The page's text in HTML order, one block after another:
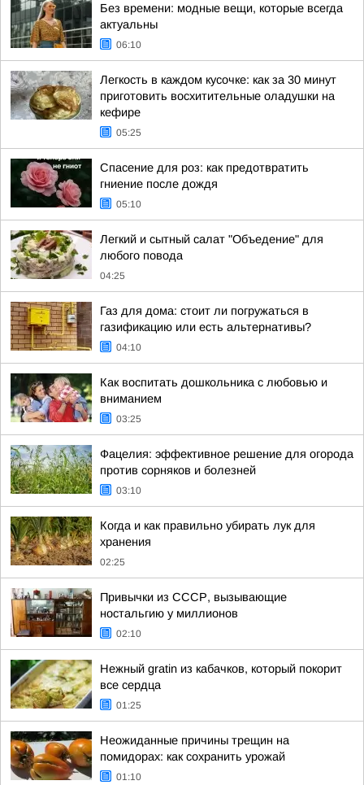
Без времени: модные вещи, которые всегда
актуальны
06:10
Легкость в каждом кусочке: как за 30 минут
приготовить восхитительные оладушки на
кефире
05:25
Спасение для роз: как предотвратить
гниение после дождя
05:10
Легкий и сытный салат "Объедение" для
любого повода
04:25
Газ для дома: стоит ли погружаться в
газификацию или есть альтернативы?
04:10
Как воспитать дошкольника с любовью и
вниманием
03:25
Фацелия: эффективное решение для огорода
против сорняков и болезней
03:10
Когда и как правильно убирать лук для
хранения
02:25
Привычки из СССР, вызывающие
ностальгию у миллионов
02:10
Нежный gratin из кабачков, который покорит
все сердца
01:25
Неожиданные причины трещин на
помидорах: как сохранить урожай
01:10